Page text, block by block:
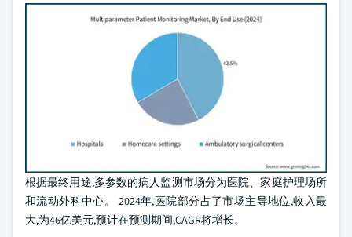
根据最终用途,多参数的病人监测市场分为医院、家庭护理场所
和流动外科中心。 2024年,医院部分占了市场主导地位,收入最
大,为46亿美元,预计在预测期间,CAGR将增长。